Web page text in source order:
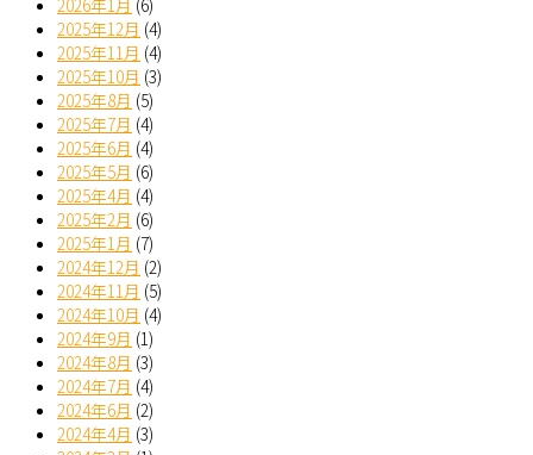
2026年1月 (6)
2025年12月 (4)
2025年11月 (4)
2025年10月 (3)
2025年8月 (5)
2025年7月 (4)
2025年6月 (4)
2025年5月 (6)
2025年4月 (4)
2025年2月 (6)
2025年1月 (7)
2024年12月 (2)
2024年11月 (5)
2024年10月 (4)
2024年9月 (1)
2024年8月 (3)
2024年7月 (4)
2024年6月 (2)
2024年4月 (3)